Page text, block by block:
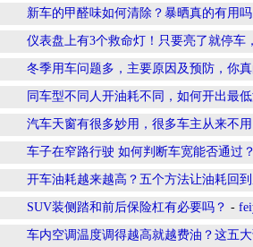
新车的甲醛味如何清除？暴晒真的有用吗
仪表盘上有3个救命灯！只要亮了就停车
冬季用车问题多，主要原因及预防，你
同车型不同人开油耗不同，如何开出最低
汽车天窗有很多妙用，很多车主从来不
车子在窄路行驶 如何判断车宽能否通过
开车油耗越来越高？五个方法让油耗回
SUV装侧踏和前后保险杠有必要吗？ -
车内空调温度调得越高就越费油？这五